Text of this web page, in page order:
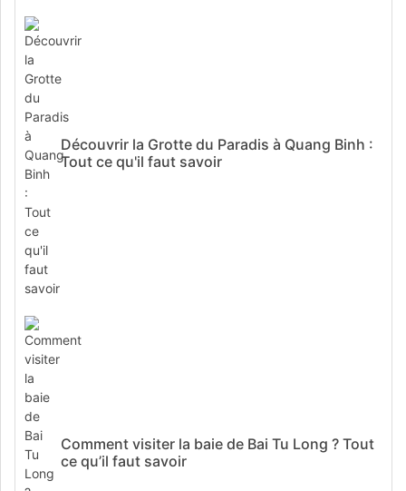
Découvrir la Grotte du Paradis à Quang Binh :
Tout ce qu'il faut savoir
Comment visiter la baie de Bai Tu Long ? Tout
ce qu’il faut savoir